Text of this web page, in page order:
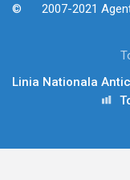
2007-2021
Linia Nationala